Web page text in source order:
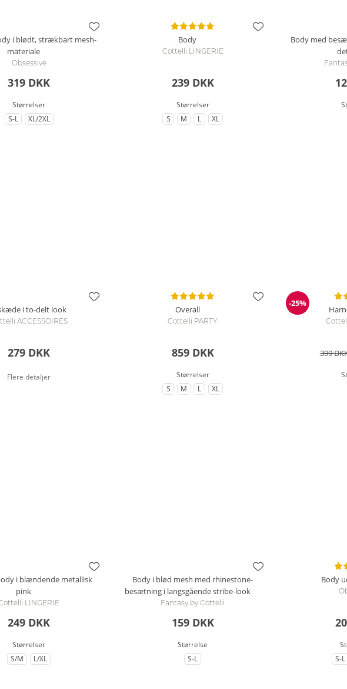
i blødt, strækbart mesh-
materiale
Obsessive
319 DKK
Størrelser
til Størrelse
S-L til Størrelse
XL/2XL
Body
Cottelli LINGERIE
239 DKK
Størrelser
til Størrelse
S til Størrelse
M til Størrelse
L til Størrelse
XL
Body med
i to-delt look
ACCESSOIRES
279 DKK
Flere detaljer
Overall
Cottelli PARTY
859 DKK
Størrelser
til Størrelse
S til Størrelse
M til Størrelse
L til Størrelse
XL
Rabat
-25%
399
i blændende metallisk
pink
LINGERIE
249 DKK
Størrelser
til Størrelse
S/M til Størrelse
L/XL
Body i blød mesh med rhinestone-
besætning i langsgående stribe-look
Fantasy by Cottelli
159 DKK
Størrelse
til Størrelse
S-L
Body
til
S-L